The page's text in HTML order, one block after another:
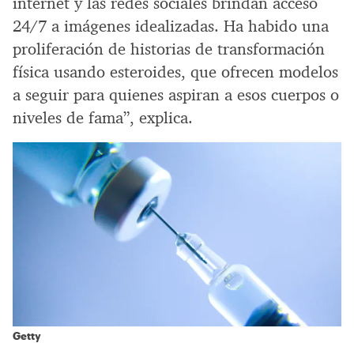
24/7 a imágenes idealizadas. Ha habido una
proliferación de historias de transformación
física usando esteroides, que ofrecen modelos
a seguir para quienes aspiran a esos cuerpos o
niveles de fama”, explica.
Getty